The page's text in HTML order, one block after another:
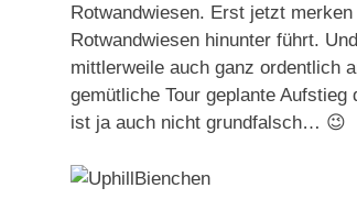
Rotwandwiesen. Erst jetzt
Rotwandwiesen hinunter führt.
mittlerweile auch ganz ordentlich
gemütliche Tour geplante
ist ja auch nicht grundfalsch… 😉